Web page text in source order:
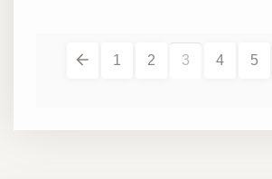
1 2 3 4 5